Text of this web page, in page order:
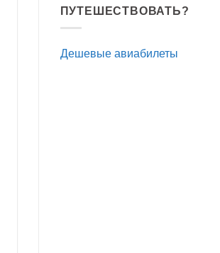
ПУТЕШЕСТВОВАТЬ?
Дешевые авиабилеты